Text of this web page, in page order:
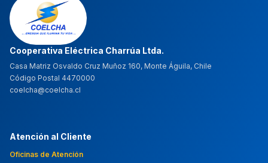
Cooperativa Eléctrica Charrúa Ltda.
Casa Matriz Osvaldo Cruz Muñoz 160, Monte Águila, Chile
Código Postal 4470000
coelcha@coelcha.cl
Atención al Cliente
Oficinas de Atención